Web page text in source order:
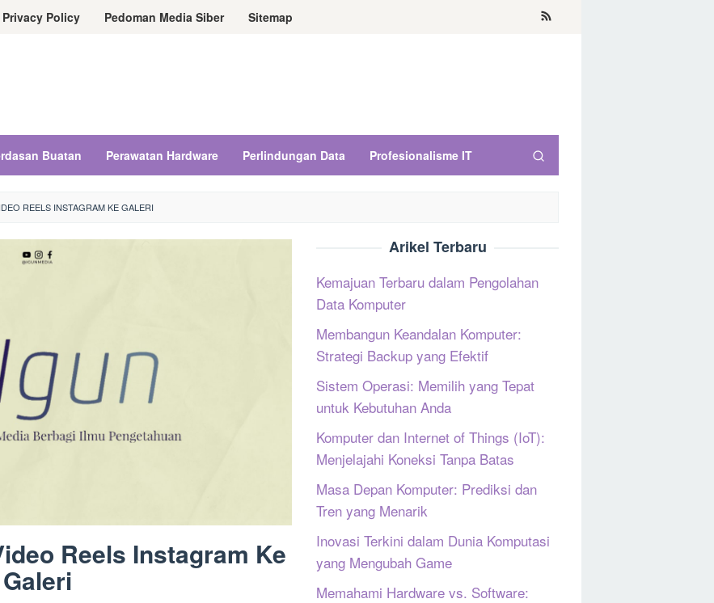
Privacy Policy Pedoman Media Siber Sitemap
Buatan Perawatan Hardware Perlindungan Data Profesionalisme IT
REELS INSTAGRAM KE GALERI
Reels Instagram Ke
Galeri
Arikel Terbaru
Kemajuan Terbaru dalam Pengolahan
Data Komputer
Membangun Keandalan Komputer:
Strategi Backup yang Efektif
Sistem Operasi: Memilih yang Tepat
untuk Kebutuhan Anda
Komputer dan Internet of Things (IoT):
Menjelajahi Koneksi Tanpa Batas
Masa Depan Komputer: Prediksi dan
Tren yang Menarik
Inovasi Terkini dalam Dunia Komputasi
yang Mengubah Game
Memahami Hardware vs. Software: